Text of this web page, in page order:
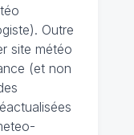
Outre
site météo
(et non